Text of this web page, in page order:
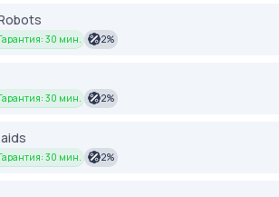
30 мин. 2%
30 мин. 2%
30 мин. 2%